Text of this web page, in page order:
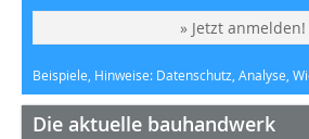
» Jetzt anmelden!
Beispiele, Hinweise: Datenschutz, Analyse,
Die aktuelle bauhandwerk